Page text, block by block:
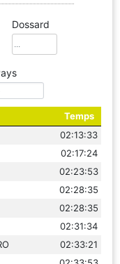
Dossard
Temps
02:13:33
02:17:24
02:23:53
02:28:35
02:28:35
02:31:34
02:33:21